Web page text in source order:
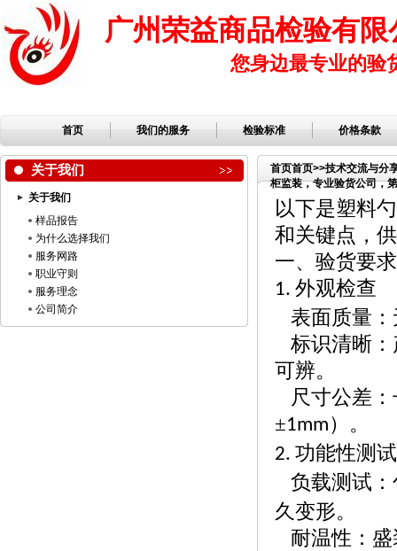
广州荣益商品检验有限
您身边最专业的验
首页 我们的服务 检验标准 价格条款
关于我们
关于我们
样品报告
为什么选择我们
服务网路
职业守则
服务理念
公司简介
首页首页>>技术交流与分
柜监装，专业验货公司，
品公司，服装检品，鞋子
以下是塑料
和关键点，
一、验货要求
1. 外观检查
表面质量
标识清晰
可辨。
尺寸公差
±1mm）。
2. 功能性测
负载测试
久变形。
耐温性：